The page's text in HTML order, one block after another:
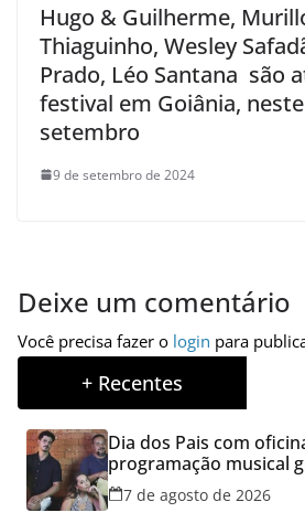
Hugo & Guilherme,
Thiaguinho, Wesley
Prado, Léo Santana são
festival em Goiânia,
setembro
9 de setembro de 2024
Deixe um comentário
Você precisa fazer o login para
+ Recentes
Dia dos Pais com
programação musical
Aparecida de Goiânia
7 de agosto de 2026